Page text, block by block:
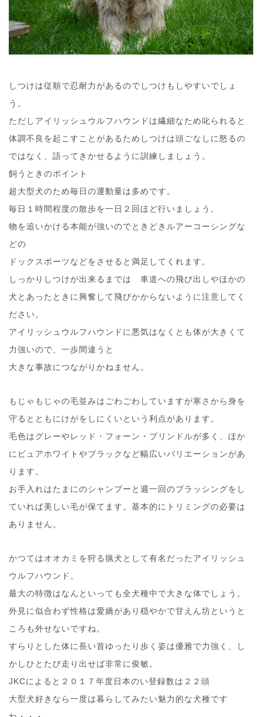
しつけは従順で忍耐力があるのでしつけもしやすいでしょ
う。
ただしアイリッシュウルフハウンドは繊細なため叱られると
体調不良を起こすことがあるためしつけは頭ごなしに怒るの
ではなく、語ってきかせるように訓練しましょう。
飼うときのポイント
超大型犬のため毎日の運動量は多めです。
毎日１時間程度の散歩を一日２回ほど行いましょう。
物を追いかける本能が強いのでときどきルアーコーシングな
どの
ドックスポーツなどをさせると満足してくれます。
しっかりしつけが出来るまでは 車道への飛び出しやほかの
犬とあったときに興奮して飛びかからないように注意してく
ださい。
アイリッシュウルフハウンドに悪気はなくとも体が大きくて
力強いので、一歩間違うと
大きな事故につながりかねません。
もじゃもじゃの毛並みはごわごわしていますが寒さから身を
守るとともにけがをしにくいという利点があります。
毛色はグレーやレッド・フォーン・ブリンドルが多く、ほか
にピュアホワイトやブラックなど幅広いバリエーションがあ
ります。
お手入れはたまにのシャンプーと週一回のブラッシングをし
ていれば美しい毛が保てます。基本的にトリミングの必要は
ありません。
かつてはオオカミを狩る猟犬として有名だったアイリッシュ
ウルフハウンド。
最大の特徴はなんといっても全犬種中で大きな体でしょう。
外見に似合わず性格は愛嬌があり穏やかで甘えん坊というと
ころも外せないですね。
すらりとした体に長い首ゆったり歩く姿は優雅で力強く、し
かしひとたび走り出せば非常に俊敏。
JKCによると２０１７年度日本のい登録数は２２頭
大型犬好きなら一度は暮らしてみたい魅力的な犬種です